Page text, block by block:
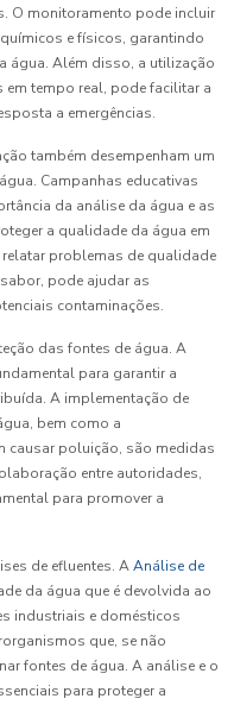
O monitoramento pode incluir
e físicos, garantindo
água. Além disso, a utilização
tempo real, pode facilitar a
a emergências.
também desempenham um
Campanhas educativas
da análise da água e as
a qualidade da água em
problemas de qualidade
pode ajudar as
contaminações.
das fontes de água. A
para garantir a
A implementação de
bem como a
causar poluição, são medidas
entre autoridades,
para promover a
de efluentes. AAnálise de
da água que é devolvida ao
industriais e domésticos
que, se não
fontes de água. A análise e o
para proteger a